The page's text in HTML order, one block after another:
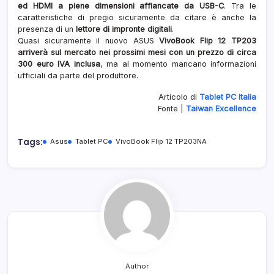
ed HDMI a piene dimensioni affiancate da USB-C. Tra le
caratteristiche di pregio sicuramente da citare è anche la
presenza di un lettore di impronte digitali.
Quasi sicuramente il nuovo ASUSVivoBook Flip 12 TP203
arriverà sul mercato nei prossimi mesi con un prezzo di circa
300 euro IVA inclusa, ma al momento mancano informazioni
ufficiali da parte del produttore.
Articolo di Tablet PC Italia
Fonte | Taiwan Excellence
Tags: Asus Tablet PC VivoBook Flip 12 TP203NA
Author